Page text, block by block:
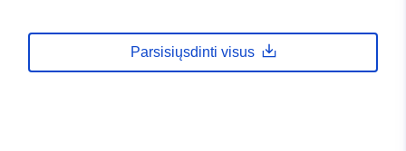
Parsisiųsdinti visus